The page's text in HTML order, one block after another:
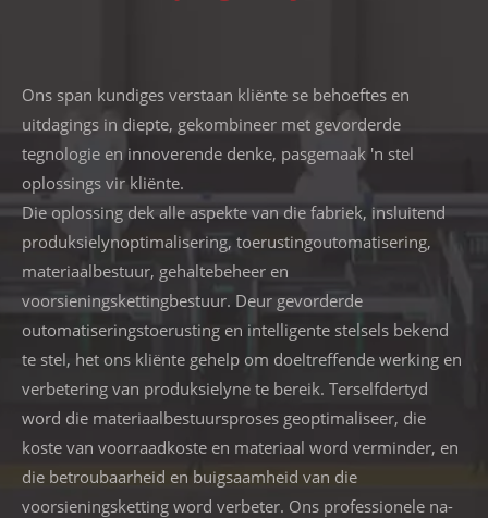
Ons span kundiges verstaan ​​kliënte se behoeftes en
uitdagings in diepte, gekombineer met gevorderde
tegnologie en innoverende denke, pasgemaak 'n stel
oplossings vir kliënte.
Die oplossing dek alle aspekte van die fabriek, insluitend
produksielynoptimalisering, toerustingoutomatisering,
materiaalbestuur, gehaltebeheer en
voorsieningskettingbestuur. Deur gevorderde
outomatiseringstoerusting en intelligente stelsels bekend
te stel, het ons kliënte gehelp om doeltreffende werking en
verbetering van produksielyne te bereik. Terselfdertyd
word die materiaalbestuursproses geoptimaliseer, die
koste van voorraadkoste en materiaal word verminder, en
die betroubaarheid en buigsaamheid van die
voorsieningsketting word verbeter. Ons professionele na-